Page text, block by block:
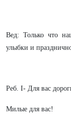
Вед: Только что
улыбки и
Реб. I- Для вас
Милые для вас!